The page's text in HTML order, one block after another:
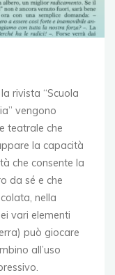
rivista “Scuola
vengono
teatrale che
la capacità
che consente la
da sé e che
nella
vari elementi
può giocare
all’uso